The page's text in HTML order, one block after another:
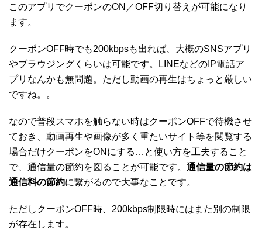
このアプリでクーポンのON／OFF切り替えが可能になり
ます。
クーポンOFF時でも200kbpsも出れば、大概のSNSアプリ
やブラウジングくらいは可能です。LINEなどのIP電話ア
プリなんかも無問題。ただし動画の再生はちょっと厳しい
ですね。。
なので普段スマホを触らない時はクーポンOFFで待機させ
ておき、動画再生や画像が多く重たいサイト等を閲覧する
場合だけクーポンをONにする…と使い方を工夫すること
で、通信量の節約を図ることが可能です。 通信量の節約は
通信料の節約に繋がるので大事なことです。
ただしクーポンOFF時、200kbps制限時にはまた別の制限
が存在します。